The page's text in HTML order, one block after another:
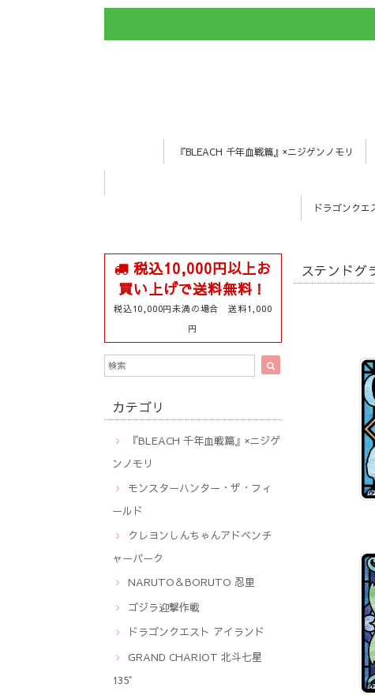
『BLEACH 千年血戦篇』×ニジゲンノモリ
ドラゴンクエ
税込10,000円以上お
買い上げで送料無料！
税込10,000円未満の場合 送料1,000
円
カテゴリ
『BLEACH 千年血戦篇』×ニジゲ
ンノモリ
モンスターハンター・ザ・フィ
ールド
クレヨンしんちゃんアドベンチ
ャーパーク
NARUTO＆BORUTO 忍里
ゴジラ迎撃作戦
ドラゴンクエスト アイランド
GRAND CHARIOT 北斗七星
135°
ステンドグ